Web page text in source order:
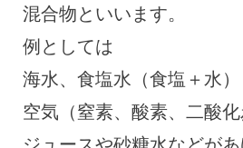
混合物といいます。
例としては
海水、食塩水（食塩＋水）
空気（窒素、酸素、二酸化